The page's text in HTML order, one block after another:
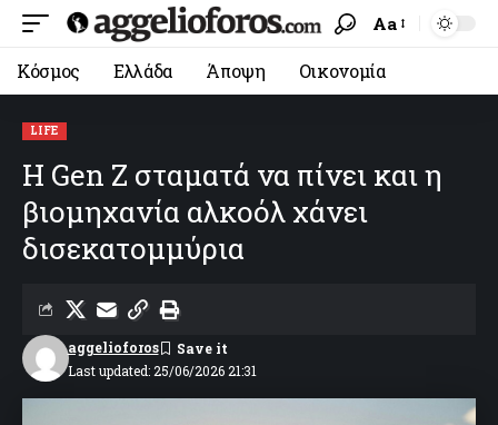
Aa
Κόσμος Ελλάδα Άποψη Οικονομία
LIFE
Η Gen Z σταματά να πίνει και η
βιομηχανία αλκοόλ χάνει
δισεκατομμύρια
Last updated: 25/06/2026 21:31
aggelioforos